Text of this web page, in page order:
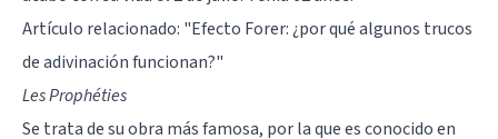
Artículo relacionado: "Efecto Forer: ¿por qué algunos trucos
de adivinación funcionan?"
Les Prophéties
Se trata de su obra más famosa, por la que es conocido en